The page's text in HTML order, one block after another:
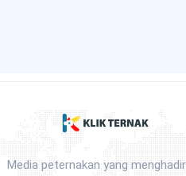
Media peternakan yang